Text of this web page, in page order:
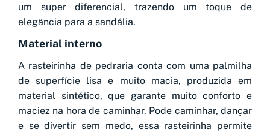
um super diferencial, trazendo um toque de
elegância para a sandália.
Material interno
A rasteirinha de pedraria conta com uma palmilha
de superfície lisa e muito macia, produzida em
material sintético, que garante muito conforto e
maciez na hora de caminhar. Pode caminhar, dançar
e se divertir sem medo, essa rasteirinha permite